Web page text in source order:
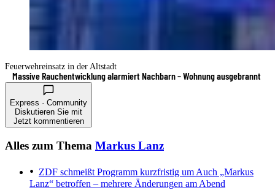
Feuerwehreinsatz in der Altstadt
Massive Rauchentwicklung alarmiert Nachbarn – Wohnung ausgebrannt
Express · Community
Diskutieren Sie mit
Jetzt kommentieren
Alles zum Thema Markus Lanz
ZDF schmeißt Programm kurzfristig um Auch „Markus
Lanz“ betroffen – mehrere Änderungen am Abend